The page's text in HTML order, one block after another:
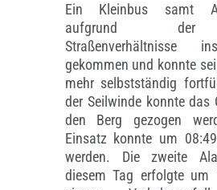
Ein Kleinbus samt
aufgrund der
Straßenverhältnisse
gekommen und konnte
mehr selbstständig
der Seilwinde konnte das
den Berg gezogen
Einsatz konnte um
werden. Die zweite
diesem Tag erfolgte um